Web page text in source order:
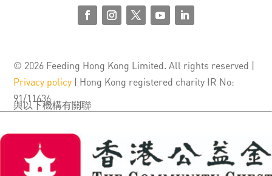
© 2026 Feeding Hong Kong Limited. All rights reserved |
Privacy policy | Hong Kong registered charity IR No:
91/11636
與以下機構有關聯